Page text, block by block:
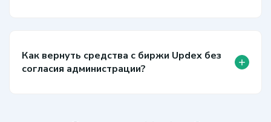
Как вернуть средства с биржи Updex без
согласия администрации?
+